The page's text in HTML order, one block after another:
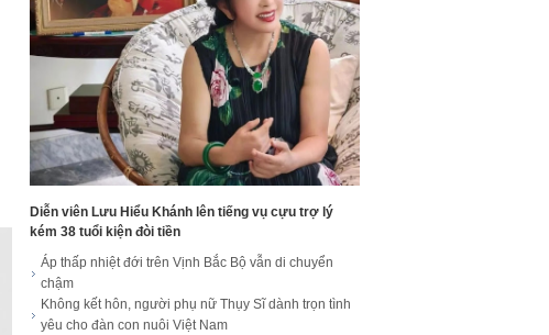
Diễn viên Lưu Hiểu Khánh lên tiếng vụ cựu trợ lý
kém 38 tuổi kiện đòi tiền
Áp thấp nhiệt đới trên Vịnh Bắc Bộ vẫn di chuyển
chậm
Không kết hôn, người phụ nữ Thụy Sĩ dành trọn tình
yêu cho đàn con nuôi Việt Nam